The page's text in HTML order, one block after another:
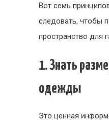
Вот семь
следовать, чтобы
пространство для
1. Знать
одежды
Это ценная